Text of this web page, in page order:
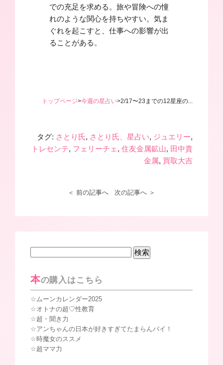
での充足を求める。旅や冒険への憧
れのような関心を持ちやすい。気ま
ぐれを起こすと、仕事への影響が出
ることがある。
トップページ>今週の星占い>2/17〜23までの12星座の...
タグ: さとり氏, さとり氏、星占い, ジュエリー,
トレセンテ, フェリーチェ ,住友金属鉱山, 田中貴
金属, 買取大吉
＜ 前の記事へ 次の記事へ ＞
本の購入はこちら
ムーンカレンダー2025
オトナの超♡性教育
超・聞き力
アンちゃんの日本が好きすぎてたまらんバイ！
時魔女のススメ
超ママ力